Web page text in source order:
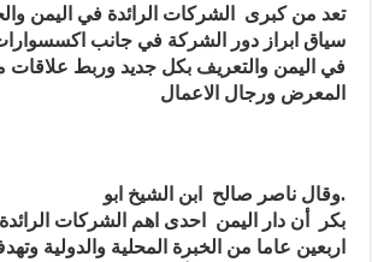
تعد من كبرى الشركات الرائدة في اليمن
سياق ابراز دور الشركة في جانب اكسسوارات
في اليمن والتعريف بكل جديد وربط علاقات
المعرض ورجال الاعمال
.وقال ناصر صالح ابن الشيخ ابو
بكر أن دار اليمن احدى اهم الشركات
اربعين عاما من الخبرة المحلية والدولية